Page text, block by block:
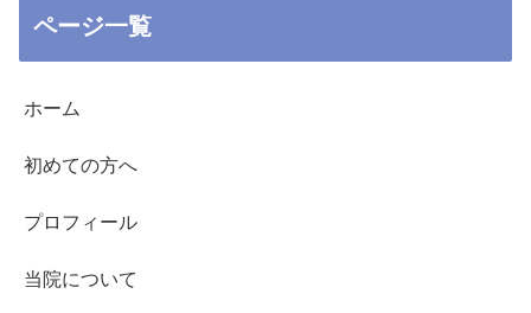
ページ一覧
ホーム
初めての方へ
プロフィール
当院について